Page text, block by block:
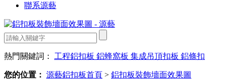
聯系源藝
熱門關鍵詞： 工程鋁扣板 鋁蜂窩板 集成吊頂扣板 鋁條扣
您的位置： 源藝鋁扣板首頁 > 鋁扣板裝飾墻面效果圖